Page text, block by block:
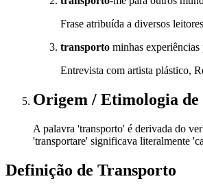
Frase atribuída a diversos
transporto minhas experiências
Entrevista com artista plástico,
Origem / Etimologia de
A palavra 'transporto' é derivada do
'transportare' significava literalmente
Definição de Transporto